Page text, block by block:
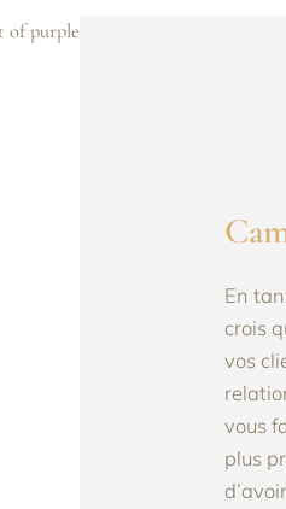
En
crois
vos
vous
plus